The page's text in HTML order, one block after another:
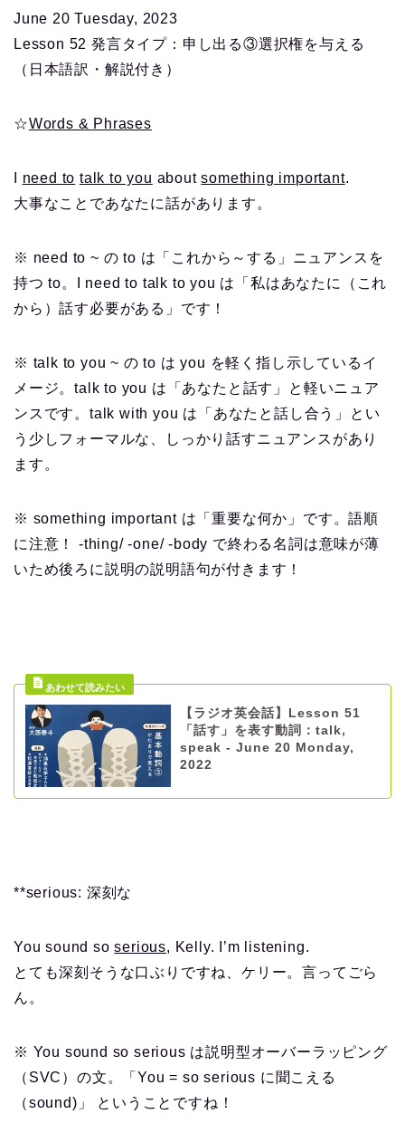
June 20 Tuesday, 2023
Lesson 52 発言タイプ：申し出る③選択権を与える
（日本語訳・解説付き）
☆Words & Phrases
need to talk to you aboutsomething important.
大事なことであなたに話があります。
※ need to ~ の to は「これから～する」ニュアンスを
持つ to。I need to talk to you は「私はあなたに（これ
から）話す必要がある」です！
※ talk to you ~ の to は you を軽く指し示しているイ
メージ。talk to you は「あなたと話す」と軽いニュア
ンスです。talk with you は「あなたと話し合う」とい
う少しフォーマルな、しっかり話すニュアンスがあり
ます。
※ something important は「重要な何か」です。語順
に注意！ -thing/ -one/ -body で終わる名詞は意味が薄
いため後ろに説明の説明語句が付きます！
【ラジオ英会話】Lesson 51
「話す」を表す動詞：talk,
speak - June 20 Monday,
2022
**serious: 深刻な
You sound soserious, Kelly. I’m listening.
とても深刻そうな口ぶりですね、ケリー。言ってごら
ん。
※ You sound so serious は説明型オーバーラッピング
（SVC）の文。「You = so serious に聞こえる
（sound)」 ということですね！